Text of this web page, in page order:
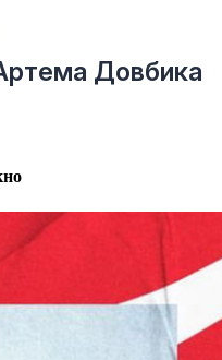
Довбика